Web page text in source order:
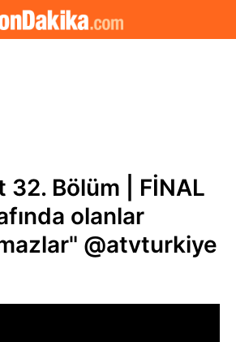
32. Bölüm | FİNAL
olanlar
@atvturkiye